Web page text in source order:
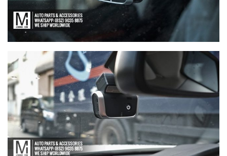
【電車買鈴有什麼要注意!! 承重
能力好重要!!】
【全球限量一部!! McLaren
650S Project Kilo升級攻